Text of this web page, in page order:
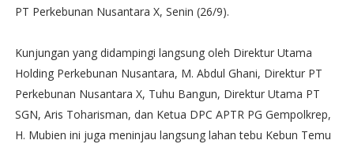
PT Perkebunan Nusantara X, Senin (26/9).
Kunjungan yang didampingi langsung oleh Direktur Utama
Holding Perkebunan Nusantara, M. Abdul Ghani, Direktur PT
Perkebunan Nusantara X, Tuhu Bangun, Direktur Utama PT
SGN, Aris Toharisman, dan Ketua DPC APTR PG Gempolkrep,
H. Mubien ini juga meninjau langsung lahan tebu Kebun Temu